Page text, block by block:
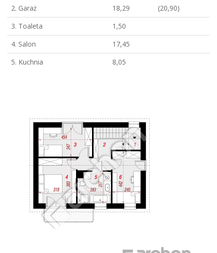
2. Garaż 18,29
(20,90)
3. Toaleta
1,50
4. Salon
17,45
5. Kuchnia
8,05